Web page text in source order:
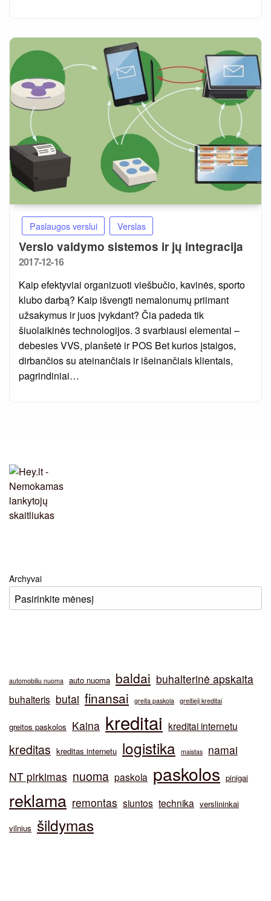
Paslaugos verslui Verslas
Verslo valdymo sistemos ir jų integracija
Posted
2017-12-16
Kaip efektyviai organizuoti viešbučio, kavinės, sporto
klubo darbą? Kaip išvengti nemalonumų priimant
užsakymus ir juos įvykdant? Čia padeda tik
šiuolaikinės technologijos. 3 svarbiausi elementai –
debesies VVS, planšetė ir POS Bet kurios įstaigos,
dirbančios su ateinančiais ir išeinančiais klientais,
pagrindiniai…
Archyvai
automobiliu nuoma auto nuoma baldai buhalterinė apskaita
buhalteris butai finansai greita paskola greitieji kreditai
greitos paskolos Kaina kreditai kreditai internetu
kreditas kreditas internetu logistika maistas
namai
NT pirkimas nuoma paskola paskolos pinigai
reklama remontas siuntos technika verslininkai
vilnius šildymas